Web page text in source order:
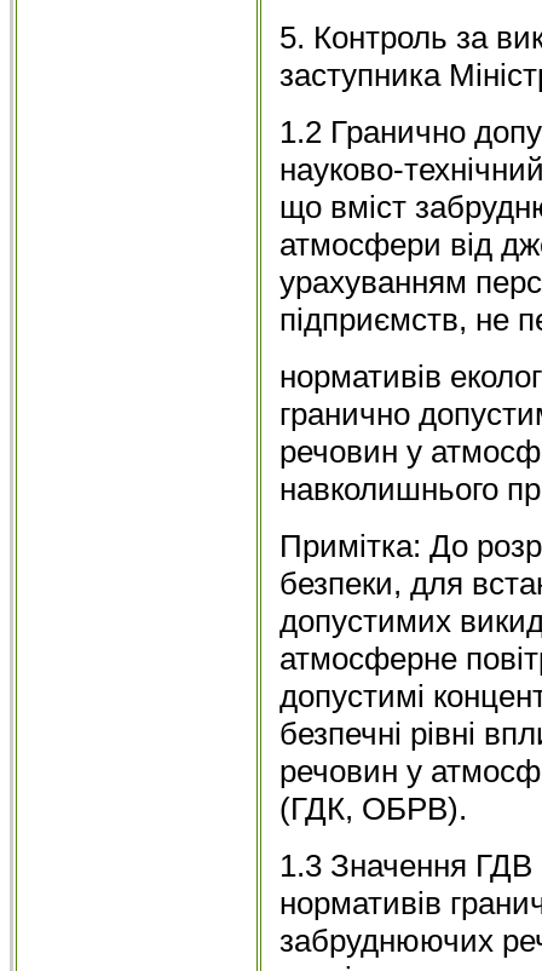
5. Контроль за
заступника
1.2 Гранично
науково-
що вміст
атмосфери від
урахуванням
підприємств, не
нормативів
гранично
речовин у
навколишнього
Примітка: До
безпеки, для
допустимих
атмосферне
допустимі
безпечні рівні
речовин у
(ГДК, ОБРВ).
1.3 Значення ГДВ
нормативів
забруднюючих